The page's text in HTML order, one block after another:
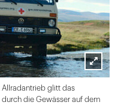
Lightbox
Allradantrieb glitt das
die Gewässer auf dem